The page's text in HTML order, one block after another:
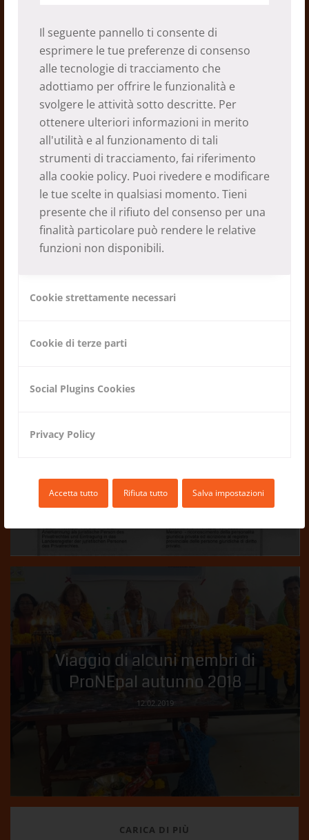
Il seguente pannello ti consente di
esprimere le tue preferenze di consenso
alle tecnologie di tracciamento che
adottiamo per offrire le funzionalità e
svolgere le attività sotto descritte. Per
ottenere ulteriori informazioni in merito
all'utilità e al funzionamento di tali
strumenti di tracciamento, fai riferimento
alla cookie policy. Puoi rivedere e modificare
le tue scelte in qualsiasi momento. Tieni
presente che il rifiuto del consenso per una
finalità particolare può rendere le relative
funzioni non disponibili.
Cookie strettamente necessari
Cookie di terze parti
Social Plugins Cookies
Privacy Policy
Accetta tutto Rifiuta tutto Salva impostazioni
CALENDARIO 20242024
18.01.2024
Viaggio di alcuni membri di
ProNEpal autunno 2018
12.02.2019
CARICA DI PIÙ